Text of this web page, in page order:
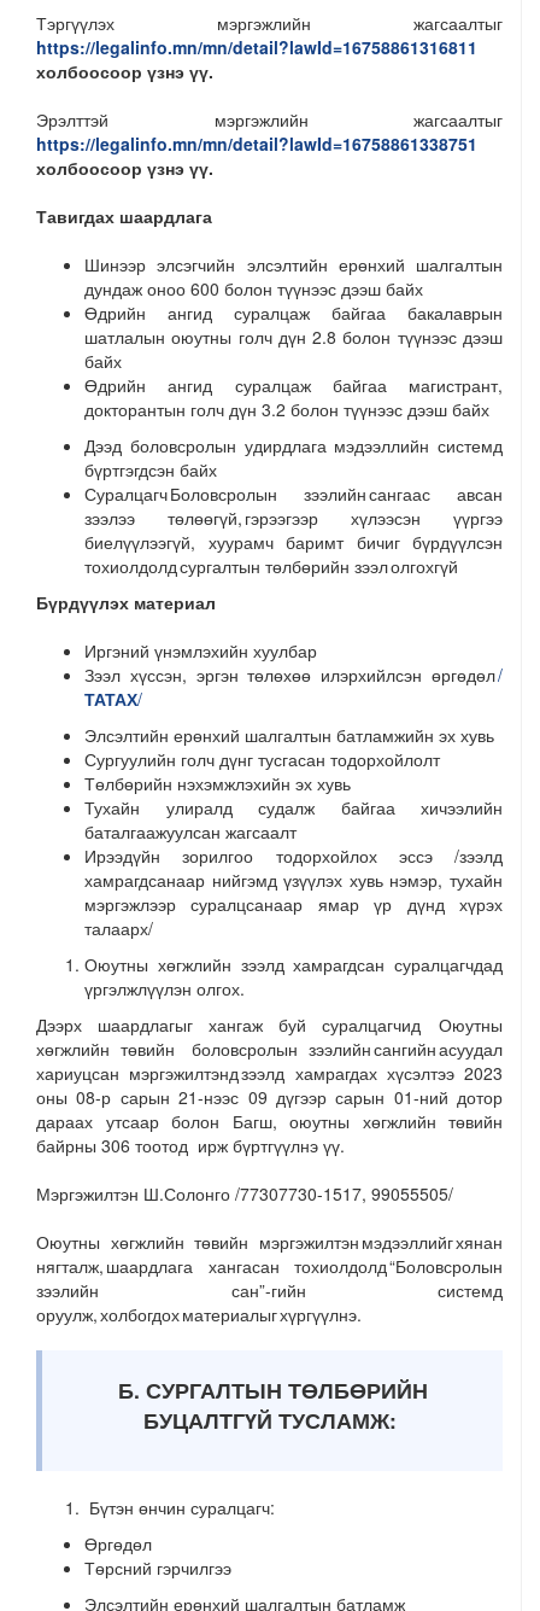
Тэргүүлэх мэргэжлийн жагсаалтыг
https://legalinfo.mn/mn/detail?lawId=16758861316811
холбоосоор үзнэ үү.
Эрэлттэй мэргэжлийн жагсаалтыг
https://legalinfo.mn/mn/detail?lawId=16758861338751
холбоосоор үзнэ үү.
Тавигдах шаардлага
Шинээр элсэгчийн элсэлтийн ерөнхий шалгалтын
дундаж оноо 600 болон түүнээс дээш байх
Өдрийн ангид суралцаж байгаа бакалаврын
шатлалын оюутны голч дүн 2.8 болон түүнээс дээш
байх
Өдрийн ангид суралцаж байгаа магистрант,
докторантын голч дүн 3.2 болон түүнээс дээш байх
Дээд боловсролын удирдлага мэдээллийн системд
бүртгэгдсэн байх
Суралцагч Боловсролын зээлийн сангаас авсан
зээлээ төлөөгүй, гэрээгээр хүлээсэн үүргээ
биелүүлээгүй, хуурамч баримт бичиг бүрдүүлсэн
тохиолдолд сургалтын төлбөрийн зээл олгохгүй
Бүрдүүлэх материал
Иргэний үнэмлэхийн хуулбар
Зээл хүссэн, эргэн төлөхөө илэрхийлсэн өргөдөл/
ТАТАХ/
Элсэлтийн ерөнхий шалгалтын батламжийн эх хувь
Сургуулийн голч дүнг тусгасан тодорхойлолт
Төлбөрийн нэхэмжлэхийн эх хувь
Тухайн улиралд судалж байгаа хичээлийн
баталгаажуулсан жагсаалт
Ирээдүйн зорилгоо тодорхойлох эссэ /зээлд
хамрагдсанаар нийгэмд үзүүлэх хувь нэмэр, тухайн
мэргэжлээр суралцсанаар ямар үр дүнд хүрэх
талаарх/
Оюутны хөгжлийн зээлд хамрагдсан суралцагчдад
үргэлжлүүлэн олгох.
Дээрх шаардлагыг хангаж буй суралцагчид Оюутны
хөгжлийн төвийн боловсролын зээлийн сангийн асуудал
хариуцсан мэргэжилтэнд зээлд хамрагдах хүсэлтээ 2023
оны 08-р сарын 21-нээс 09 дүгээр сарын 01-ний дотор
дараах утсаар болон Багш, оюутны хөгжлийн төвийн
байрны 306 тоотод ирж бүртгүүлнэ үү.
Мэргэжилтэн Ш.Солонго /77307730-1517, 99055505/
Оюутны хөгжлийн төвийн мэргэжилтэн мэдээллийг хянан
нягталж, шаардлага хангасан тохиолдолд “Боловсролын
зээлийн сан”-гийн системд
оруулж, холбогдох материалыг хүргүүлнэ.
Б. СУРГАЛТЫН ТӨЛБӨРИЙН
БУЦАЛТГҮЙ ТУСЛАМЖ:
Бүтэн өнчин суралцагч:
Өргөдөл
Төрсний гэрчилгээ
Элсэлтийн ерөнхий шалгалтын батламж